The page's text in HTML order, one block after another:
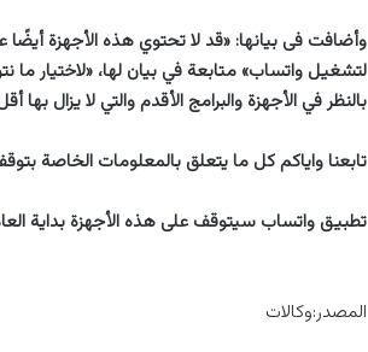
وأضافت فى بيانها: «قد لا تحتوي هذه الأجهزة أيضًا
لتشغيل واتساب» متابعة في بيان لها، «لاختيار
بالنظر في الأجهزة والبرامج الأقدم والتي لا يزال
تابعنا واياكم كل ما يتعلق بالمعلومات الخاصة
تطبيق واتساب سيتوقف على هذه الأجهزة بداية العام 2023، بهذا كان عنوان مقالتنا التقنية لهذا
المصدر:وكالات